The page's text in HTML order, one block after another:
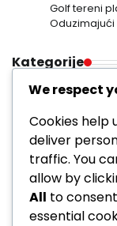
Golf tereni
Kategorije
Golf tereni
Javni golf
Privatni golf
Arhiva
February
We respect
Cookies help
deliver
traffic. You
allow by
All to
essential